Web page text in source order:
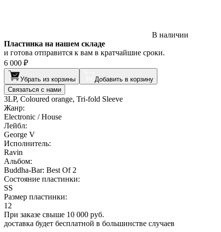
В наличии
Пластинка на нашем складе
и готова отправится к вам в кратчайшие сроки.
6 000 ₽
Убрать из корзины
Добавить в корзину
Связаться с нами
3LP, Coloured orange, Tri-fold Sleeve
Жанр:
Electronic / House
Лейбл:
George V
Исполнитель:
Ravin
Альбом:
Buddha-Bar: Best Of 2
Состояние пластинки:
SS
Размер пластинки:
12
При заказе свыше 10 000 руб.
доставка будет бесплатной в большинстве случаев